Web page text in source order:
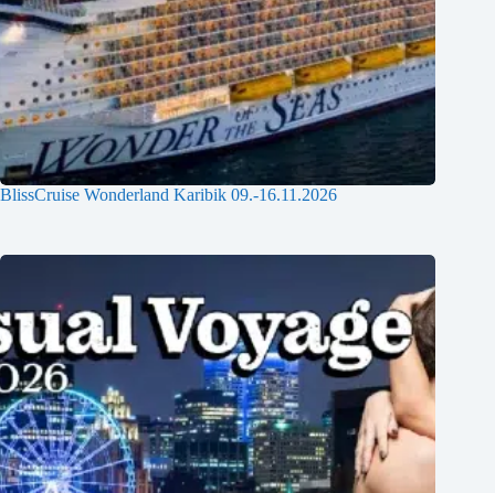
BlissCruise Wonderland Karibik 09.-16.11.2026